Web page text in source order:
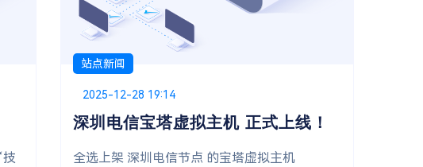
站点新闻
Posted on
2025-11-09 00:00
双十一首波福利，抢先开启！
亲爱的用户，双十一惊喜第一弹已准备就绪，诚